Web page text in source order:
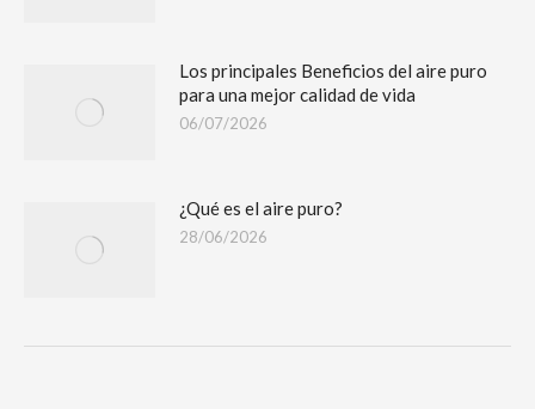
Los principales Beneficios del aire puro
para una mejor calidad de vida
06/07/2026
¿Qué es el aire puro?
28/06/2026